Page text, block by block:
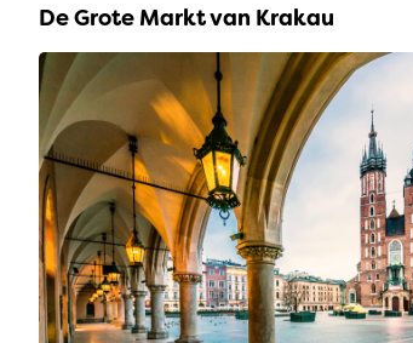
De Grote Markt van Krakau